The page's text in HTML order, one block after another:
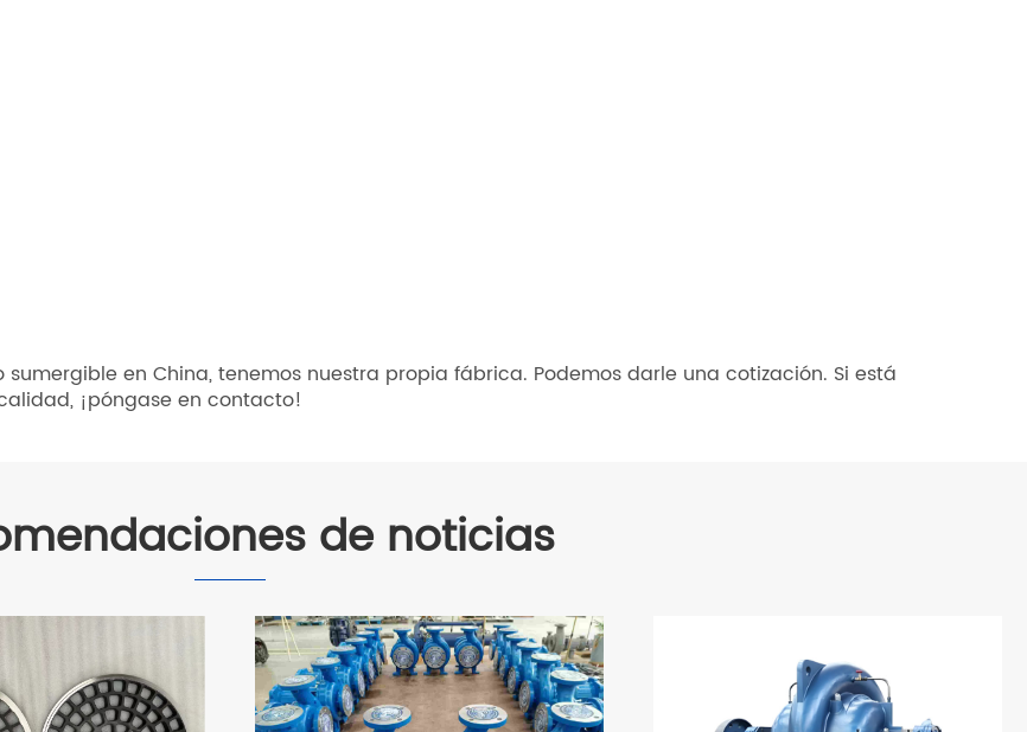
en China, tenemos nuestra propia fábrica. Podemos darle una cotización. Si está
¡póngase en contacto!
de noticias